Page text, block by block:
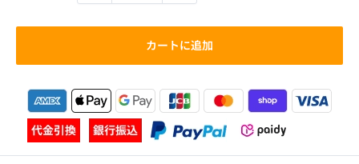
カートに追加